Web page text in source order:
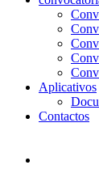
Aplicativos
Contactos